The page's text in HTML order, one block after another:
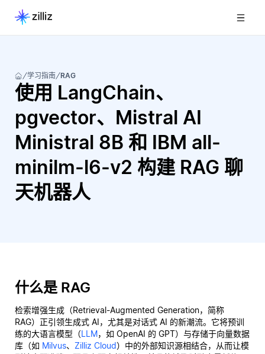
学习指南 RAG
使用 LangChain、
pgvector、Mistral AI
Ministral 8B 和 IBM all-
minilm-l6-v2 构建 RAG 聊
天机器人
什么是 RAG
检索增强生成（Retrieval-Augmented Generation，简称
RAG）正引领生成式 AI，尤其是对话式 AI 的新潮流。它将预训
练的大语言模型（LLM，如 OpenAI 的 GPT）与存储于向量数据
库（如 Milvus、 Zilliz Cloud）中的外部知识源相结合，从而让模